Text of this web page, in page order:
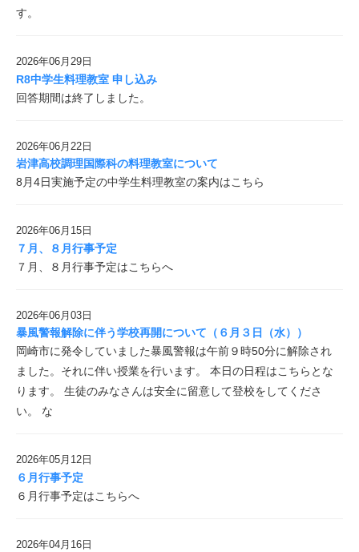
す。
2026年06月29日
R8中学生料理教室 申し込み
回答期間は終了しました。
2026年06月22日
岩津高校調理国際科の料理教室について
8月4日実施予定の中学生料理教室の案内はこちら
2026年06月15日
７月、８月行事予定
７月、８月行事予定はこちらへ
2026年06月03日
暴風警報解除に伴う学校再開について（６月３日（水））
岡崎市に発令していました暴風警報は午前９時50分に解除され
ました。それに伴い授業を行います。 本日の日程はこちらとな
ります。 生徒のみなさんは安全に留意して登校をしてくださ
い。 な
2026年05月12日
６月行事予定
６月行事予定はこちらへ
2026年04月16日